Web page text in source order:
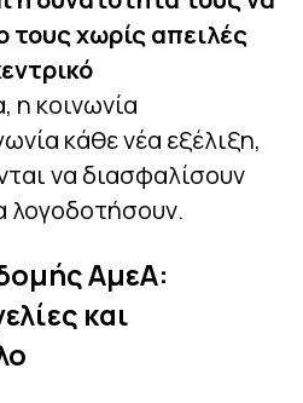
τους χωρίς απειλές
η κοινωνία
κάθε νέα εξέλιξη,
να διασφαλίσουν
λογοδοτήσουν.
ΑμεΑ:
και